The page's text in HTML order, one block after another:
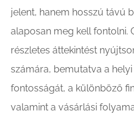
jelent, hanem hosszú távú
alaposan meg kell fontolni.
részletes áttekintést
számára, bemutatva a
fontosságát, a különböző
valamint a vásárlási